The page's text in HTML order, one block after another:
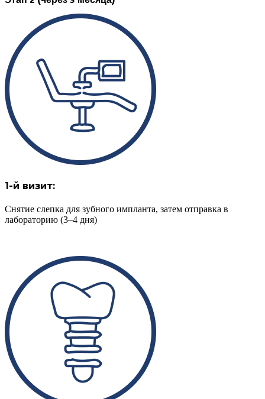
1-й визит:
Снятие слепка для зубного импланта, затем отправка в
лабораторию (3–4 дня)